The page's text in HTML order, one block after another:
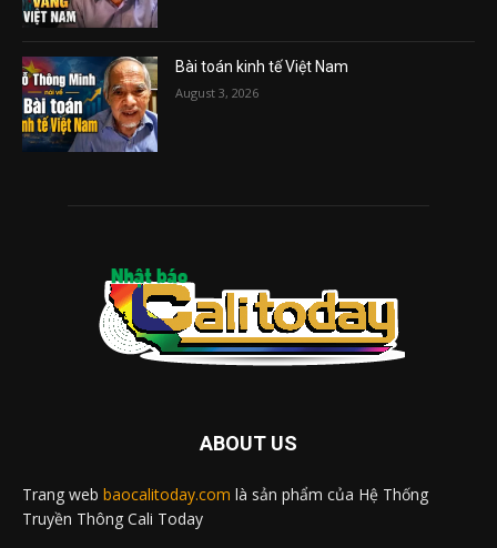
Bài toán kinh tế Việt Nam
August 3, 2026
ABOUT US
Trang web baocalitoday.com là sản phẩm của Hệ Thống
Truyền Thông Cali Today